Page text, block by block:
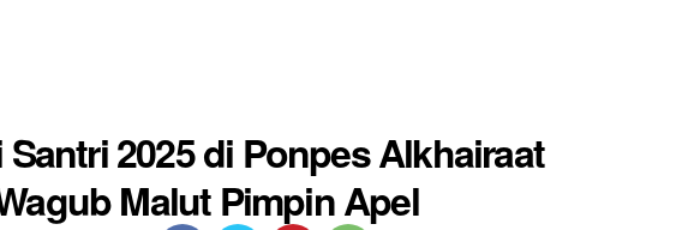
Santri 2025 di Ponpes Alkhairaat
Malut Pimpin Apel